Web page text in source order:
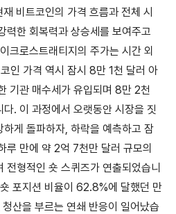
비트코인의 가격 흐름과 전체 시
력한 회복력과 상승세를 보여주고
크로스트래티지의 주가는 시간 외
인 가격 역시 잠시 8만 1천 달러 아
기관 매수세가 유입되며 8만 2천
. 이 과정에서 오랫동안 시장을 짓
게 돌파하자, 하락을 예측하고 잠
루 만에 약 2억 7천만 달러 규모의
전형적인 숏 스퀴즈가 연출되었습니
포지션 비율이 62.8%에 달했던 만
산을 부르는 연쇄 반응이 일어났습